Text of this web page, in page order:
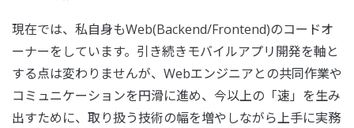
現在では、私自身もWeb(Backend/Frontend)のコードオ
ーナーをしています。引き続きモバイルアプリ開発を軸と
する点は変わりませんが、Webエンジニアとの共同作業や
コミュニケーションを円滑に進め、今以上の「速」を生み
出すために、取り扱う技術の幅を増やしながら上手に実務